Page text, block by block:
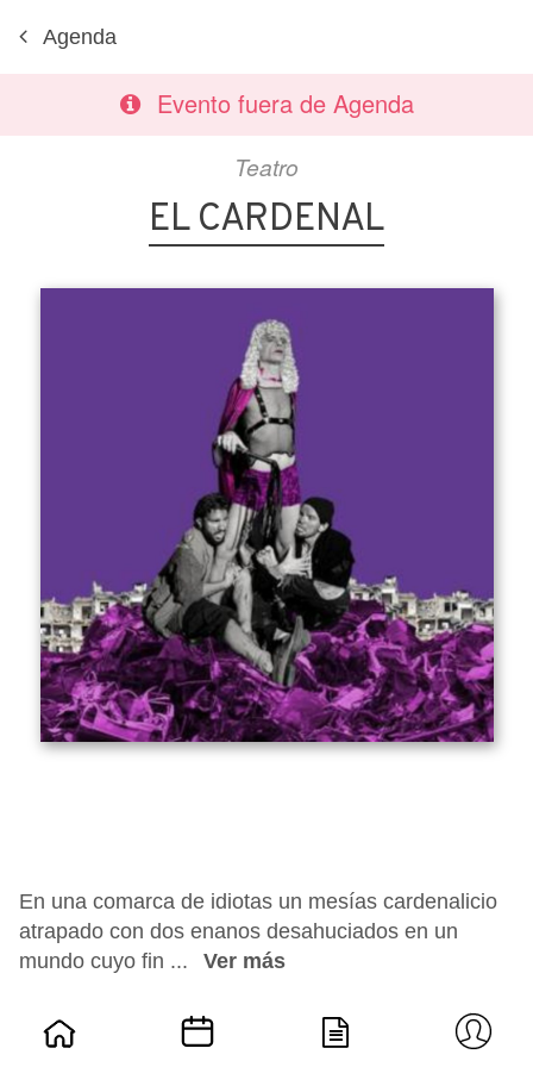
Agenda
Evento fuera de Agenda
Teatro
EL CARDENAL
En una comarca de idiotas un mesías cardenalicio
atrapado con dos enanos desahuciados en un
mundo cuyo fin ...
Ver más